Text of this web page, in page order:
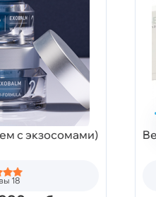
с экзосомами)
18